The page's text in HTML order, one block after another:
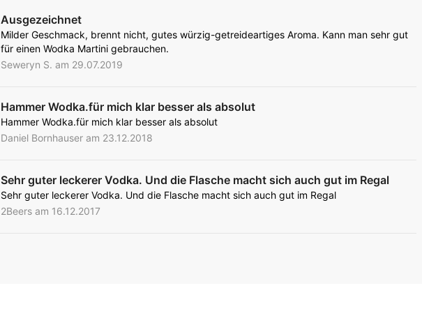
Ausgezeichnet
Milder Geschmack, brennt nicht, gutes würzig-getreideartiges Aroma. Kann man sehr gut
für einen Wodka Martini gebrauchen.
Seweryn S. am 29.07.2019
Hammer Wodka.für mich klar besser als absolut
Hammer Wodka.für mich klar besser als absolut
Daniel Bornhauser am 23.12.2018
Sehr guter leckerer Vodka. Und die Flasche macht sich auch gut im Regal
Sehr guter leckerer Vodka. Und die Flasche macht sich auch gut im Regal
2Beers am 16.12.2017